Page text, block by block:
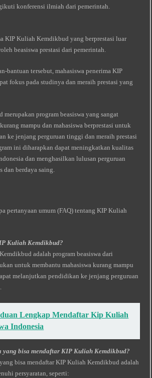
konferensi ilmiah dari pemerintah.
KIP Kuliah Kemdikbud yang berprestasi luar
beasiswa prestasi dari pemerintah.
bantuan tersebut, mahasiswa penerima KIP
fokus pada studinya dan meraih prestasi yang
program beasiswa yang sangat
mampu dan mahasiswa berprestasi untuk
ke jenjang perguruan tinggi dan meraih prestasi
ini diharapkan dapat meningkatkan kualitas
dan menghasilkan lulusan perguruan
dan berdaya saing.
pertanyaan umum (FAQ) tentang KIP Kuliah
Kuliah Kemdikbud?
adalah program beasiswa dari
untuk membantu mahasiswa kurang mampu
melanjutkan pendidikan ke jenjang perguruan
Lengkap Mendaftar Kip Kuliah
Indonesia
yang bisa mendaftar KIP Kuliah Kemdikbud?
bisa mendaftar KIP Kuliah Kemdikbud adalah
persyaratan, seperti: